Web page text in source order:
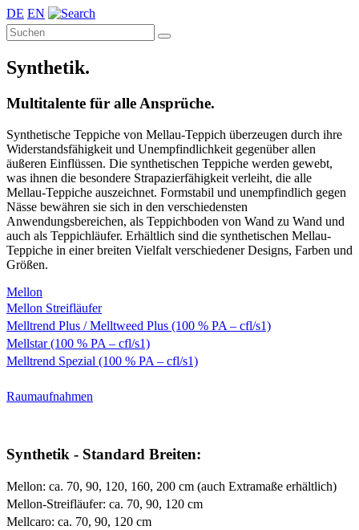
DE EN
Synthetik.
Multitalente für alle Ansprüche.
Synthetische Teppiche von Mellau-Teppich überzeugen durch ihre
Widerstandsfähigkeit und Unempfindlichkeit gegenüber allen
äußeren Einflüssen. Die synthetischen Teppiche werden gewebt,
was ihnen die besondere Strapazierfähigkeit verleiht, die alle
Mellau-Teppiche auszeichnet. Formstabil und unempfindlich gegen
Nässe bewähren sie sich in den verschiedensten
Anwendungsbereichen, als Teppichboden von Wand zu Wand und
auch als Teppichläufer. Erhältlich sind die synthetischen Mellau-
Teppiche in einer breiten Vielfalt verschiedener Designs, Farben und
Größen.
Mellon
Mellon Streifläufer
Melltrend Plus / Melltweed Plus (100 % PA – cfl/s1)
Mellstar (100 % PA – cfl/s1)
Melltrend Spezial (100 % PA – cfl/s1)
Raumaufnahmen
Synthetik - Standard Breiten:
Mellon: ca. 70, 90, 120, 160, 200 cm (auch Extramaße erhältlich)
Mellon-Streifläufer: ca. 70, 90, 120 cm
Mellcaro: ca. 70, 90, 120 cm